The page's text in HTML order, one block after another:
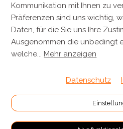
8143 Stallikon
+41 44 701 80 80
info@metzgereikuenzli.ch
Verpackung & Versand
Kommunikation mit Ihnen zu
Präferenzen sind uns wichtig,
Daten, für die Sie uns Ihre
Ausgenommen die unbedingt
welche... Mehr anzeigen
Datenschutz